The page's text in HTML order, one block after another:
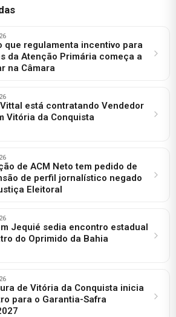
que regulamenta incentivo para
da Atenção Primária começa a
na Câmara
está contratando Vendedor
Vitória da Conquista
de ACM Neto tem pedido de
de perfil jornalístico negado
Eleitoral
Jequié sedia encontro estadual
do Oprimido da Bahia
de Vitória da Conquista inicia
para o Garantia-Safra